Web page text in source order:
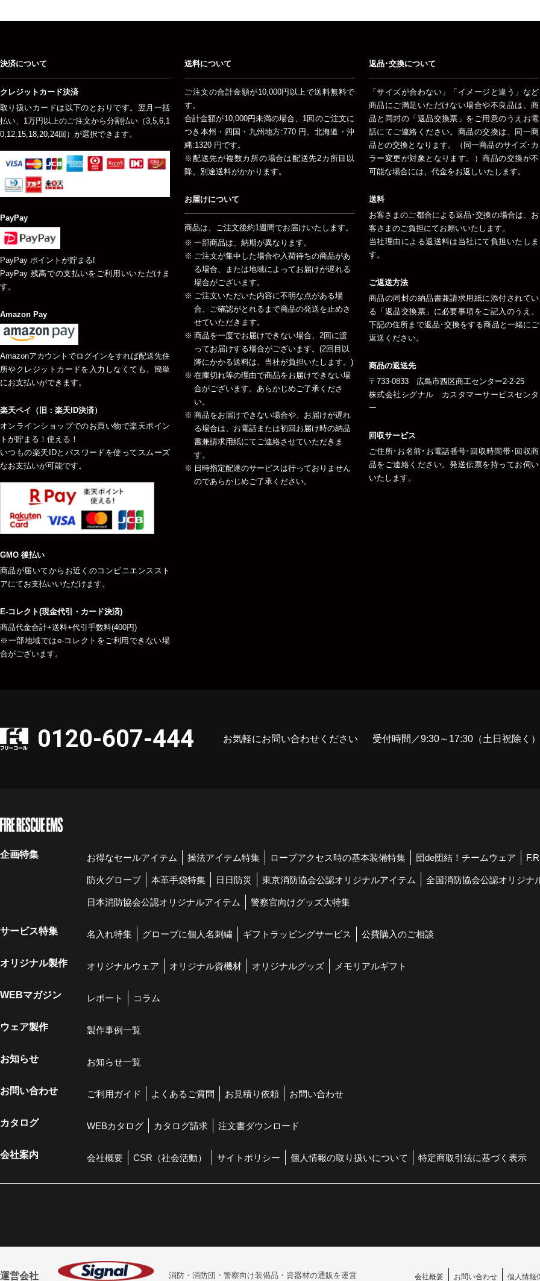
決済について
クレジットカード決済
取り扱いカードは以下のとおりです。翌月一括
払い、1万円以上のご注文から分割払い（3,5,6,1
0,12,15,18,20,24回）が選択できます。
PayPay
PayPay ポイントが貯まる!
PayPay 残高での支払いをご利用いいただけま
す。
Amazon Pay
Amazonアカウントでログインをすれば配送先住
所やクレジットカードを入力しなくても、簡単
にお支払いができます。
楽天ペイ（旧：楽天ID決済）
オンラインショップでのお買い物で楽天ポイン
トが貯まる！使える！
いつもの楽天IDとパスワードを使ってスムーズ
なお支払いが可能です。
GMO 後払い
商品が届いてからお近くのコンビニエンススト
アにてお支払いいただけます。
E-コレクト(現金代引・カード決済)
商品代金合計+送料+代引手数料(400円)
※一部地域ではe-コレクトをご利用できない場
合がございます。
送料について
ご注文の合計金額が10,000円以上で送料無料で
す。
合計金額が10,000円未満の場合、1回のご注文に
つき本州・四国・九州地方:770 円、北海道・沖
縄:1320 円です。
※配送先が複数カ所の場合は配送先2カ所目以
降、別途送料がかかります。
お届けについて
商品は、ご注文後約1週間でお届けいたします。
一部商品は、納期が異なります。
ご注文が集中した場合や入荷待ちの商品があ
る場合、または地域によってお届けが遅れる
場合がございます。
ご注文いただいた内容に不明な点がある場
合、ご確認がとれるまで商品の発送を止めさ
せていただきます。
商品を一度でお届けできない場合、2回に渡
ってお届けする場合がございます。(2回目以
降にかかる送料は、当社が負担いたします。)
在庫切れ等の理由で商品をお届けできない場
合がございます。あらかじめご了承くださ
い。
商品をお届けできない場合や、お届けが遅れ
る場合は、お電話または初回お届け時の納品
書兼請求用紙にてご連絡させていただきま
す。
日時指定配達のサービスは行っておりません
のであらかじめご了承ください。
返品･交換について
「サイズが合わない」「イメージと違う」など
商品にご満足いただけない場合や不良品は、商
品と同封の「返品交換票」をご用意のうえお電
話にてご連絡ください。商品の交換は、同一商
品との交換となります。（同一商品のサイズ･カ
ラー変更が対象となります。）商品の交換が不
可能な場合には、代金をお返しいたします。
送料
お客さまのご都合による返品･交換の場合は、お
客さまのご負担にてお願いいたします。
当社理由による返送料は当社にて負担いたしま
す。
ご返送方法
商品の同封の納品書兼請求用紙に添付されてい
る「返品交換票」に必要事項をご記入のうえ、
下記の住所まで返品･交換をする商品と一緒にご
返送ください。
商品の返送先
〒733-0833 広島市西区商工センター2-2-25
株式会社シグナル カスタマーサービスセンタ
ー
回収サービス
ご住所･お名前･お電話番号･回収時間帯･回収商
品をご連絡ください。発送伝票を持ってお伺い
いたします。
0120-607-444 お気軽にお問い合わせください 受付時間／9:30～17:30（土日祝除く）
企画特集 お得なセールアイテム 操法アイテム特集 ロープアクセス時の基本装備特集 団de団結！チームウェア
防火グローブ 本革手袋特集 日日防災 東京消防協会公認オリジナルアイテム 全国消防協会公認オリジナ
日本消防協会公認オリジナルアイテム 警察官向けグッズ大特集
サービス特集 名入れ特集 グローブに個人名刺繍 ギフトラッピングサービス 公費購入のご相談
オリジナル製作 オリジナルウェア オリジナル資機材 オリジナルグッズ メモリアルギフト
WEBマガジン レポート コラム
ウェア製作 製作事例一覧
お知らせ お知らせ一覧
お問い合わせ ご利用ガイド よくあるご質問 お見積り依頼 お問い合わせ
カタログ WEBカタログ カタログ請求 注文書ダウンロード
会社案内 会社概要 CSR（社会活動） サイトポリシー 個人情報の取り扱いについて 特定商取引法に基づく表示
運営会社 消防・消防団・警察向け装備品・ 資器材の通販を運営 会社概要 お問い合わせ 個人情報